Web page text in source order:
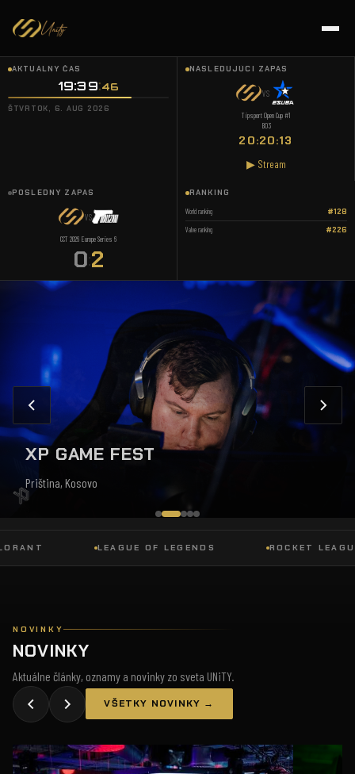
AKTUÁLNY ČAS
19:39 47
ŠTVRTOK, 6. AUG 2026
NASLEDUJÚCI ZÁPAS
VS
Tipsport Open Cup #1
BO3
20:20:12
▶ Stream
POSLEDNÝ ZÁPAS
VS
CCT 2026 Europe Series 6
0:2
RANKING
World ranking #128
Valve ranking #226
XP GAME FEST
Priština, Kosovo
LEAGUE OF LEGENDS ROCKET LEAGUE
NOVINKY
NOVINKY
Aktuálne články, oznamy a novinky zo sveta UNiTY.
VŠETKY NOVINKY →